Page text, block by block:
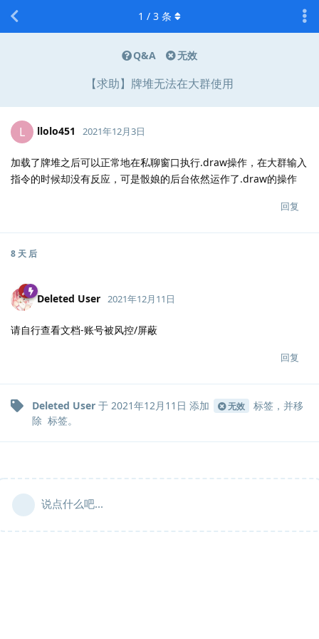
Q&A 无效
【求助】牌堆无法在大群使用
1 / 3 条
L llolo451 2021年12月3日
加载了牌堆之后可以正常地在私聊窗口执行.draw操作，在大群输入
指令的时候却没有反应，可是骰娘的后台依然运作了.draw的操作
回复
8 天 后
Deleted User 2021年12月11日
请自行查看文档-账号被风控/屏蔽
回复
Deleted User 于 2021年12月11日 添加 无效 标签，并移
除 标签。
说点什么吧...